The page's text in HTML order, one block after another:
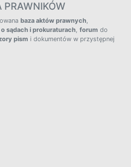
PRAWNIKÓW
baza aktów prawnych,
sądach i prokuraturach, forum do
pism i dokumentów w przystępnej